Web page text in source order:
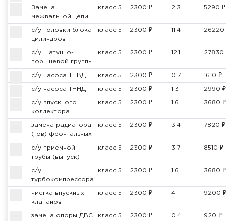
Замена
межвальной цепи
класс 5 2300 ₽ 2.3 5290 ₽
с/у головки блока
цилиндров
класс 5 2300 ₽ 11.4 26220
с/у шатунно-
поршневой группы
класс 5 2300 ₽ 12.1 27830
с/у насоса ТНВД класс 5 2300 ₽ 0.7 1610 ₽
с/у насоса ТННД класс 5 2300 ₽ 1.3 2990 ₽
с/у впускного
коллектора
класс 5 2300 ₽ 1.6 3680 ₽
замена радиатора
(-ов) фронтальных
класс 5 2300 ₽ 3.4 7820 ₽
с/у приемной
трубы (выпуск)
класс 5 2300 ₽ 3.7 8510 ₽
с/у
турбокомпрессора
класс 5 2300 ₽ 1.6 3680 ₽
чистка впускных
клапанов
класс 5 2300 ₽ 4 9200 ₽
замена опоры ДВС
класс 5 2300 ₽ 0.4 920 ₽